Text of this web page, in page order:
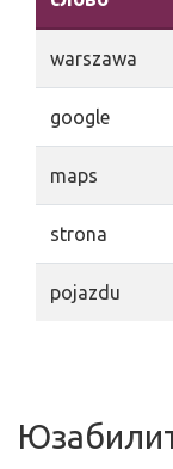
warszawa
google
maps
strona
pojazdu